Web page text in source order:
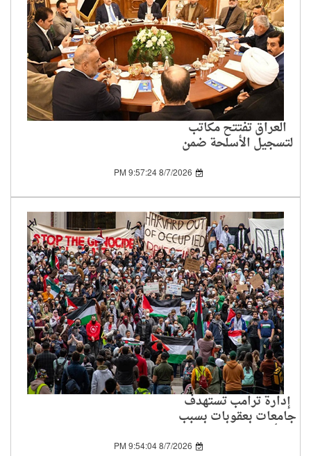
العراق تفتتح مكاتب
لتسجيل الأسلحة ضمن
الفصائل بيد الدولة8/7/2026 9:57:24 PM
إدارة ترامب تستهدف
جامعات بعقوبات بسبب
تأييد الفلسطينيين
8/7/2026 9:54:04 PM